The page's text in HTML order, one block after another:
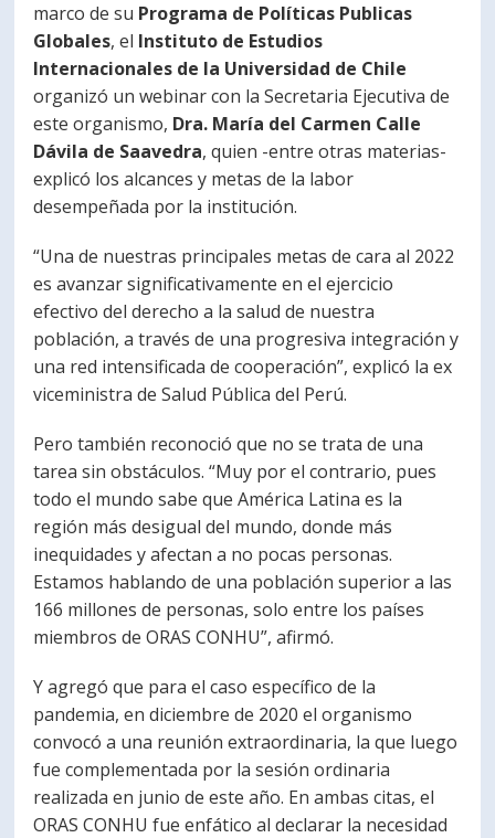
marco de su Programa de Políticas Publicas
Globales, el Instituto de Estudios
Internacionales de la Universidad de Chile
organizó un webinar con la Secretaria Ejecutiva de
este organismo, Dra. María del Carmen Calle
Dávila de Saavedra, quien -entre otras materias-
explicó los alcances y metas de la labor
desempeñada por la institución.
“Una de nuestras principales metas de cara al 2022
es avanzar significativamente en el ejercicio
efectivo del derecho a la salud de nuestra
población, a través de una progresiva integración y
una red intensificada de cooperación”, explicó la ex
viceministra de Salud Pública del Perú.
Pero también reconoció que no se trata de una
tarea sin obstáculos. “Muy por el contrario, pues
todo el mundo sabe que América Latina es la
región más desigual del mundo, donde más
inequidades y afectan a no pocas personas.
Estamos hablando de una población superior a las
166 millones de personas, solo entre los países
miembros de ORAS CONHU”, afirmó.
Y agregó que para el caso específico de la
pandemia, en diciembre de 2020 el organismo
convocó a una reunión extraordinaria, la que luego
fue complementada por la sesión ordinaria
realizada en junio de este año. En ambas citas, el
ORAS CONHU fue enfático al declarar la necesidad